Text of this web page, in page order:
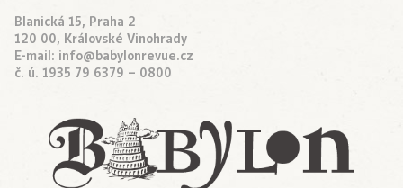
Blanická 15, Praha 2
120 00, Královské Vinohrady
E-mail: info@babylonrevue.cz
č. ú. 1935 79 6379 – 0800